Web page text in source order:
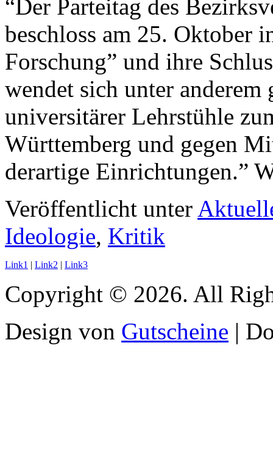
“Der Parteitag des
beschloss am 25. Oktober
Forschung” und ihre
wendet sich unter
universitärer Lehrstühle
Württemberg und gegen
derartige Einrichtungen.”
Veröffentlicht unter
Ideologie, Kritik
Link1 | Link2 | Link3
Copyright © 2026. All
Design von Gutscheine |